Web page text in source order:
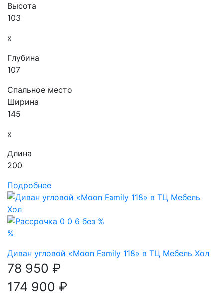
Высота
103
x
Глубина
107
Спальное место
Ширина
145
x
Длина
200
Подробнее
%
Диван угловой «Moon Family 118» в ТЦ Мебель Хол
78 950 ₽
174 900 ₽